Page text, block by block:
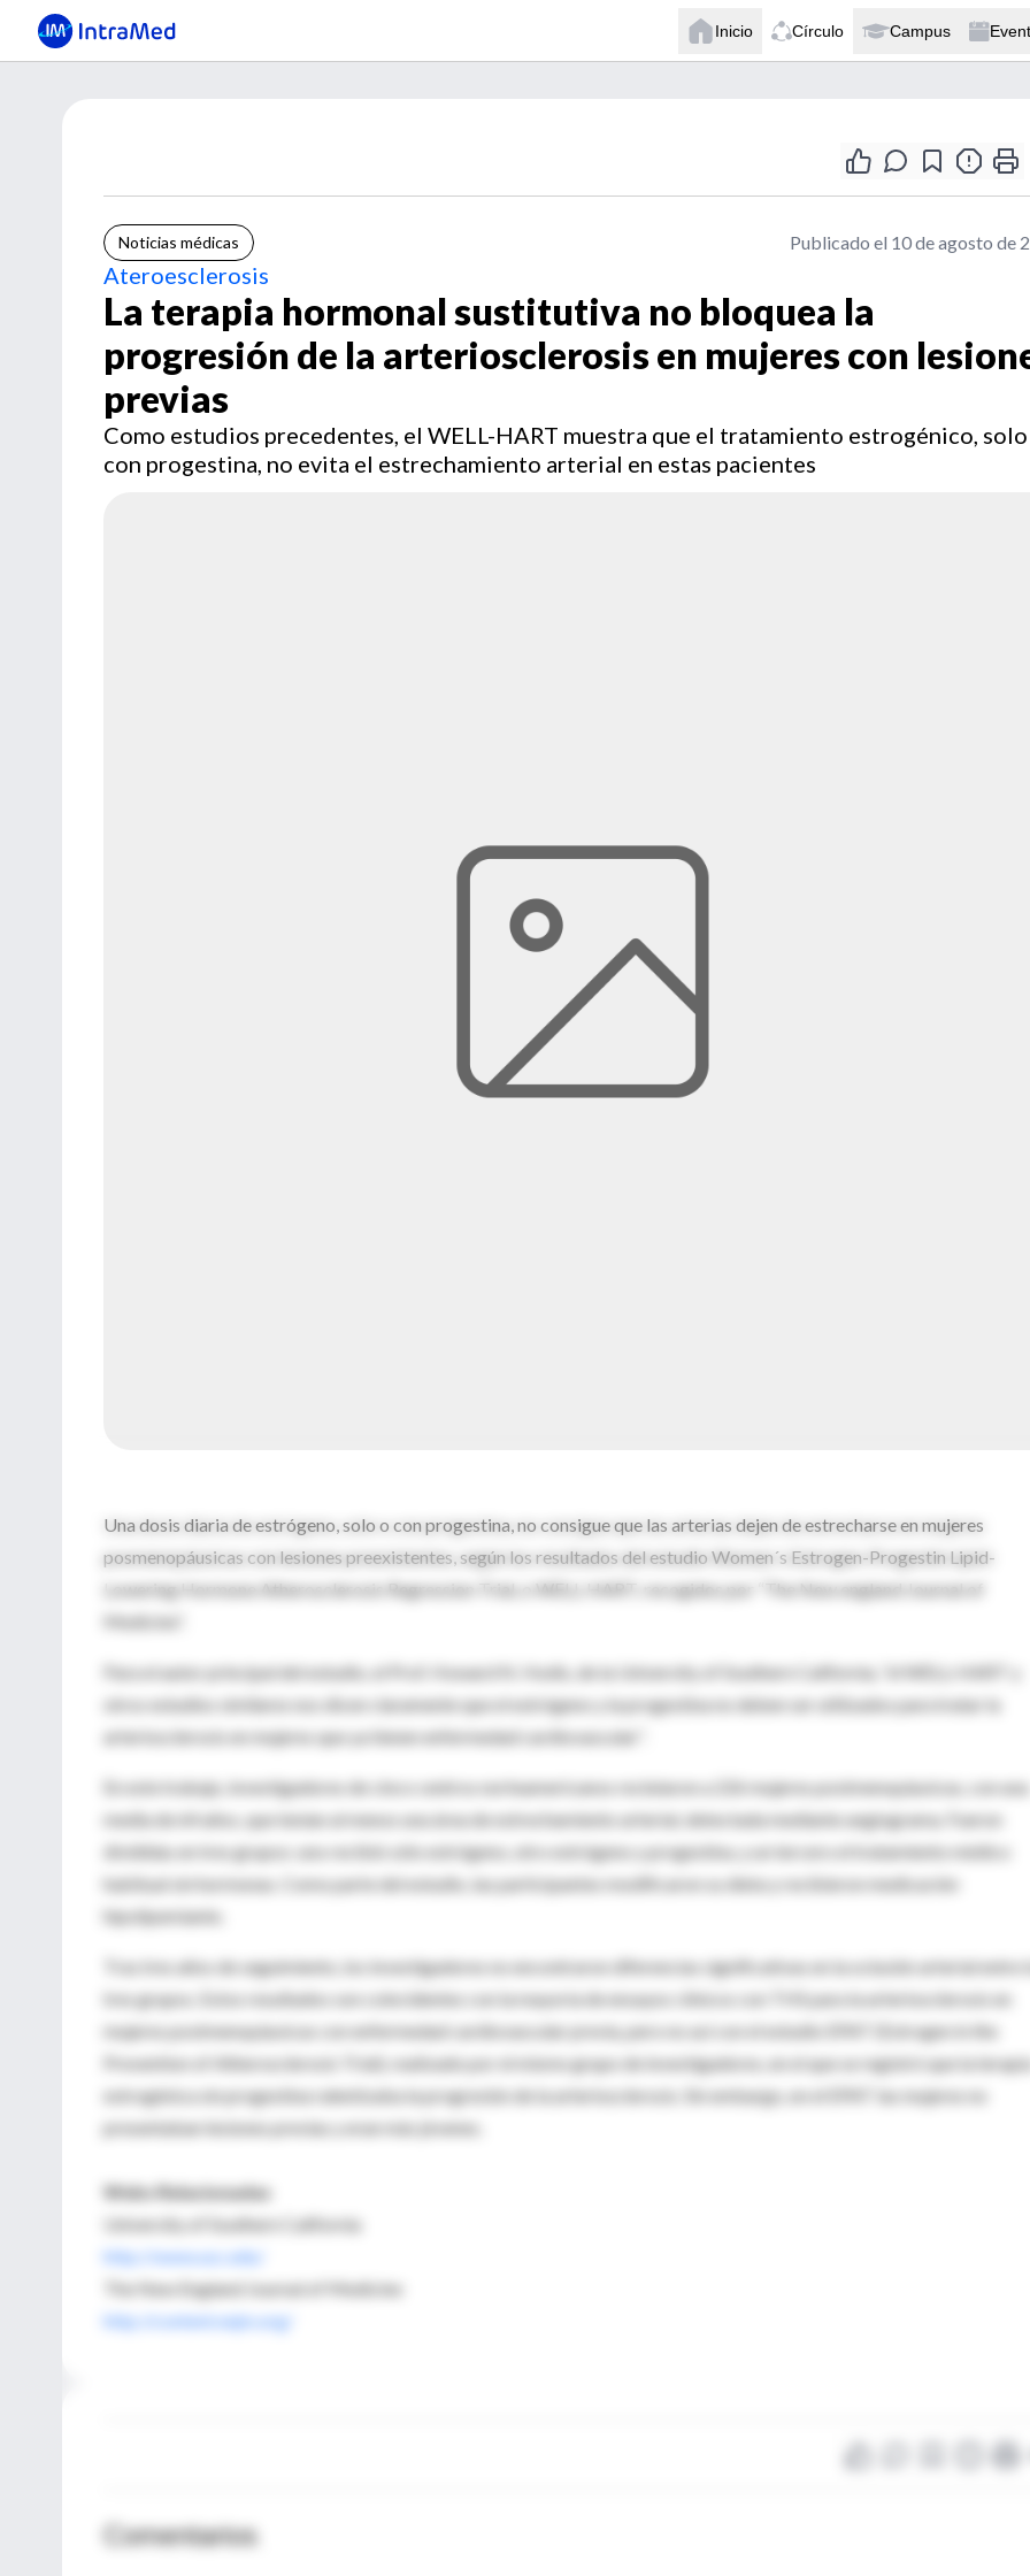
Inicio Círculo Campus
Noticias médicas Publicado el 10 de agosto de
Ateroesclerosis
La terapia hormonal sustitutiva no bloquea la
progresión de la arteriosclerosis en mujeres con
previas
Como estudios precedentes, el WELL-HART muestra que el tratamiento estrogénico,
con progestina, no evita el estrechamiento arterial en estas pacientes
Una dosis diaria de estrógeno, solo o con progestina, no consigue que las arterias dejen de estrecharse en mujeres
posmenopáusicas con lesiones preexistentes, según los resultados del estudio Women´s Estrogen-Progestin Lipid-
Lowering Hormone Atherosclerosis Regression Trial, o WELL HART, recogidos por “The New england Journal of
Medicine”.
Para el autor principal del estudio, el Prof. Howard N. Hodis, de la University of Southern California, “el WELL-HART y
otros estudios similares nos dicen claramente que el estrógeno y la progestina no deben ser utilizados para tratar la
arteriosclerosis en mujeres que ya tienen enfermedad cardiovascular”.
En este trabajo, investigadores de cinco centros norteamericanos reclutaron a 226 mujeres postmenopáusicas, con una
media de 64 años, que tenían al menos una área de estrechamiento arterial, detectada mediante angiograma. Fueron
divididas en tres grupos: uno recibió sólo estrógeno, otro estrógeno y progestina, y un tercero el tratamiento médico
habitual sin hormonas. Como parte del estudio, las participantes modificaron su dieta y recibieron medicación
hipolipemiante.
Tras tres años de seguimiento, los investigadores no encontraron diferencias significativas en la oclusión arterial entre
tres grupos. Estos resultados son coincidentes con la mayoría de ensayos clínicos con THS para la arteriosclerosis en
mujeres postmenopáusicas con enfermedad cardiovascular previa, pero no así con el estudio EPAT (Estrogen in the
Prevention of Atherosclerosis Trial), realizado por el mismo grupo de investigadores, en el que se registró que la
estrogénica sin progestina ralentizaba la progresión de la arteriosclerosis. Sin embargo, en el EPAT las mujeres no
presentaban lesiones previas y eran más jóvenes.
Webs Relacionadas
University of Southern California
http://www.usc.edu/
The New England Journal of Medicine
http://content.nejm.org/
Comentarios